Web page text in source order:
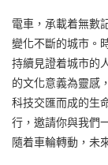
電車，承載着無數
變化不斷的城市。
持續見證着城市的
的文化意義為靈感
科技交匯而成的
行，邀請你與我們
隨着車輪轉動，未